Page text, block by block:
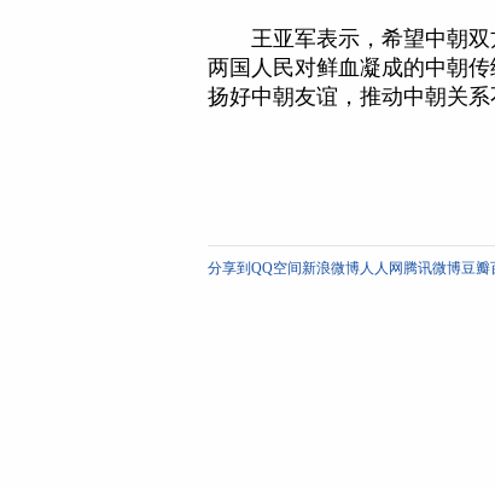
王亚军表示，希望中朝双
两国人民对鲜血凝成的中朝
扬好中朝友谊，推动中朝关系
分享到 QQ空间新浪微博人人网 腾讯微博豆瓣